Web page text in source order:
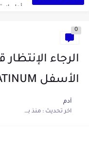
0
الرجاء
الأسفل GN-CX200 MINI HD PLATINUM
آدم
اخر تحديث :منذ بضع اعوام